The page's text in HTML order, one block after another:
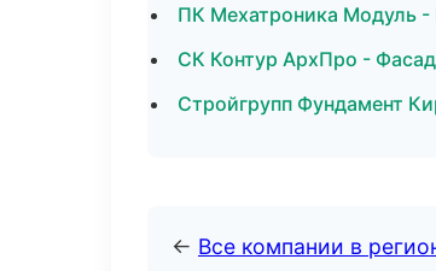
ПК Мехатроника Модуль -
СК Контур АрхПро -
Стройгрупп Фундамент
← Все компании в